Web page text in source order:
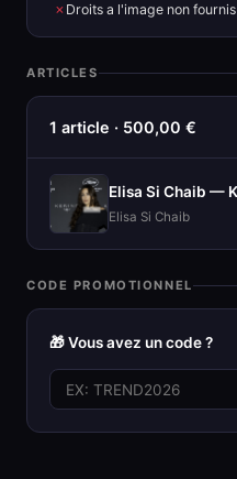
Droits a l'image non fournis
ARTICLES
1 article · 500,00 €
Elisa Si Chaib
CODE PROMOTIONNEL
🎁 Vous avez un code ?